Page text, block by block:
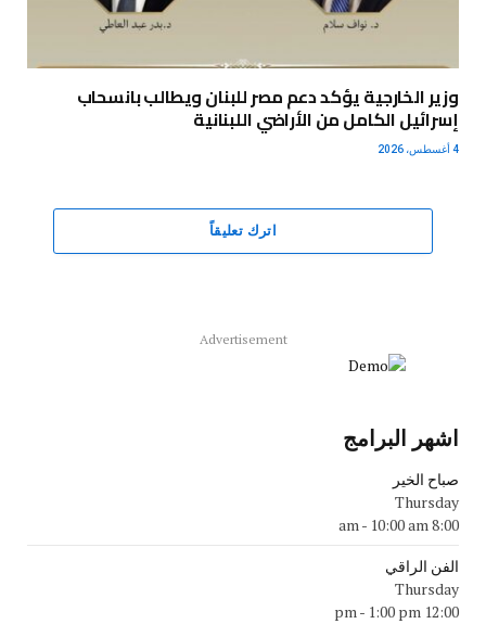
وزير الخارجية يؤكد دعم مصر للبنان ويطالب بانسحاب
إسرائيل الكامل من الأراضي اللبنانية
4 أغسطس، 2026
اترك تعليقاً
Advertisement
اشهر البرامج
صباح الخير
Thursday
8:00 am
- 10:00 am
الفن الراقي
Thursday
12:00 pm
- 1:00 pm